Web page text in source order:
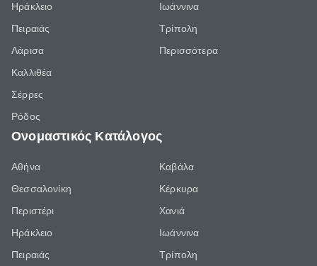
Ηράκλειο
Πειραιάς
Λάρισα
Καλλιθέα
Σέρρες
Ρόδος
Ιωάννινα
Τρίπολη
Περισσότερα
Ονομαστικός Κατάλογος
Αθήνα
Θεσσαλονίκη
Περιστέρι
Ηράκλειο
Πειραιάς
Καβάλα
Κέρκυρα
Χανιά
Ιωάννινα
Τρίπολη